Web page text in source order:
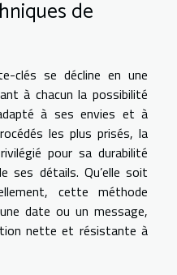
de
clés se décline en une
à chacun la possibilité
à ses envies et à
les plus prisés, la
pour sa durabilité
ses détails. Qu’elle soit
cette méthode
date ou un message,
nette et résistante à